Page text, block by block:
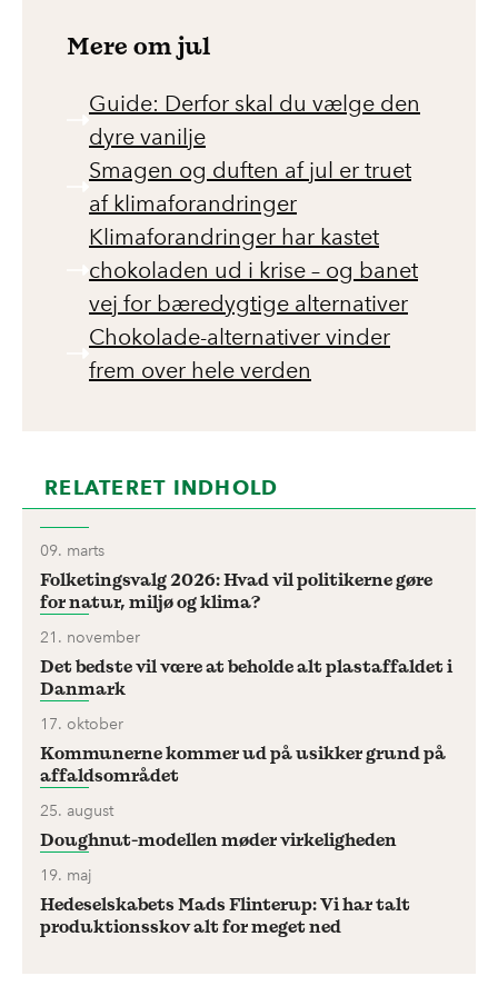
højere, skal du sørge for at skære det i
mindre stykker.
2. Doner juletræet til haven
Er du haveejer, kan du med fordel forlænge
juletræets levetid ved at lade træet ligge i et
hjørne af haven sammen med andre grene
og blade. Så bliver juletræet et tiltrængt
levested, der giver læ for vinteren til
gavn af det gamle træ som levested. Når
juletræet er helt nedbrudt og forvandlet til
jord, er noget af den CO2, som var bundet til
juletræet, lagret i jorden.
3. Giv juletræet tilbage til
dyrene
Har du ikke have, men fx. altan, kan du
hænge nogle af juletræets grene ud med
foderkugler på til fuglene. Det er også
muligt at aflevere sit juletræ hos en
zoologisk have. Her bliver træerne brugt
som mad til dyrene og som legetøj.
Mere om jul
Guide: Derfor skal du vælge den
dyre vanilje
Smagen og duften af jul er truet
af klimaforandringer
Klimaforandringer har kastet
chokoladen ud i krise – og banet
vej for bæredygtige alternativer
Chokolade-alternativer vinder
frem over hele verden
RELATERET INDHOLD
09. marts
Folketingsvalg 2026: Hvad vil politikerne gøre
for natur, miljø og klima?
21. november
Det bedste vil være at beholde alt plastaffaldet i
Danmark
17. oktober
Kommunerne kommer ud på usikker grund på
affaldsområdet
25. august
Doughnut-modellen møder virkeligheden
19. maj
Hedeselskabets Mads Flinterup: Vi har talt
produktionsskov alt for meget ned